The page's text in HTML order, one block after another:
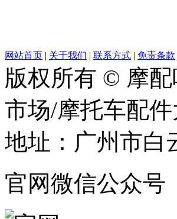
网站首页 | 关于我们 | 联系方式 | 免责条款
版权所有 © 摩
市场/摩托车配
地址：广州市白
官网微信公众号